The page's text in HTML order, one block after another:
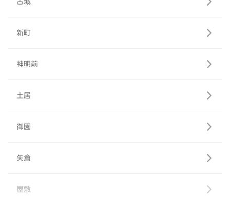
新町
神明前
土居
御園
矢倉
屋敷